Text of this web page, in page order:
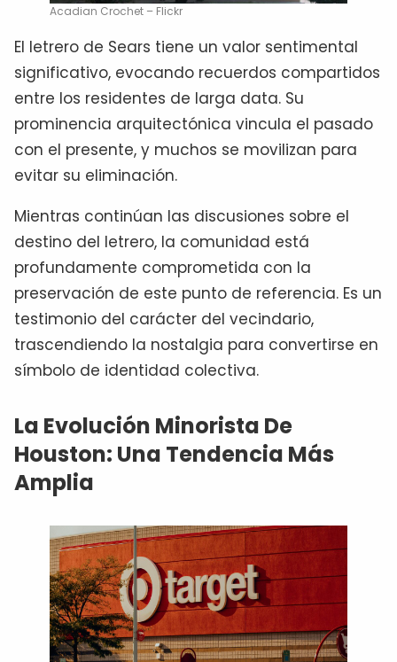
Acadian Crochet – Flickr
El letrero de Sears tiene un valor sentimental
significativo, evocando recuerdos compartidos
entre los residentes de larga data. Su
prominencia arquitectónica vincula el pasado
con el presente, y muchos se movilizan para
evitar su eliminación.
Mientras continúan las discusiones sobre el
destino del letrero, la comunidad está
profundamente comprometida con la
preservación de este punto de referencia. Es un
testimonio del carácter del vecindario,
trascendiendo la nostalgia para convertirse en
símbolo de identidad colectiva.
La Evolución Minorista De
Houston: Una Tendencia Más
Amplia